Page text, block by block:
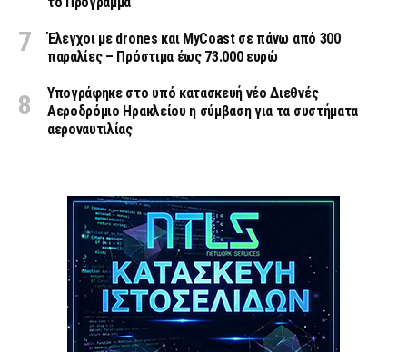
Έλεγχοι με drones και MyCoast σε πάνω από 300
παραλίες – Πρόστιμα έως 73.000 ευρώ
Υπογράφηκε στο υπό κατασκευή νέο Διεθνές
Αεροδρόμιο Ηρακλείου η σύμβαση για τα συστήματα
αεροναυτιλίας